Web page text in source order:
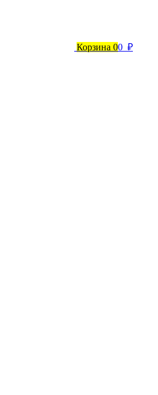
Корзина 00 ₽